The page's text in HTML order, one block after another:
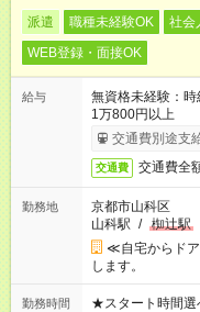
派遣 職種未経験OK 社会
WEB登録・面接OK
給与
無資格未経験：
1万800円以上
交通費別途支
交通費 交通費全
勤務地
京都市山科区
山科駅 / 椥辻駅
≪自宅からド
します。
勤務時間
★スタート時間選べます ～シフト例～ 7:00～